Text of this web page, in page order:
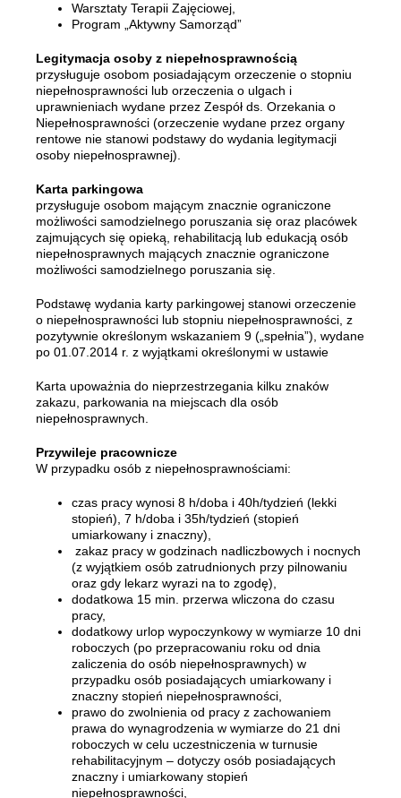
Warsztaty Terapii Zajęciowej,
Program „Aktywny Samorząd”
Legitymacja osoby z niepełnosprawnością
przysługuje osobom posiadającym orzeczenie o stopniu
niepełnosprawności lub orzeczenia o ulgach i
uprawnieniach wydane przez Zespół ds. Orzekania o
Niepełnosprawności (orzeczenie wydane przez organy
rentowe nie stanowi podstawy do wydania legitymacji
osoby niepełnosprawnej).
Karta parkingowa
przysługuje osobom mającym znacznie ograniczone
możliwości samodzielnego poruszania się oraz placówek
zajmujących się opieką, rehabilitacją lub edukacją osób
niepełnosprawnych mających znacznie ograniczone
możliwości samodzielnego poruszania się.
Podstawę wydania karty parkingowej stanowi orzeczenie
o niepełnosprawności lub stopniu niepełnosprawności, z
pozytywnie określonym wskazaniem 9 („spełnia”), wydane
po 01.07.2014 r. z wyjątkami określonymi w ustawie
Karta upoważnia do nieprzestrzegania kilku znaków
zakazu, parkowania na miejscach dla osób
niepełnosprawnych.
Przywileje pracownicze
W przypadku osób z niepełnosprawnościami:
czas pracy wynosi 8 h/doba i 40h/tydzień (lekki
stopień), 7 h/doba i 35h/tydzień (stopień
umiarkowany i znaczny),
zakaz pracy w godzinach nadliczbowych i nocnych
(z wyjątkiem osób zatrudnionych przy pilnowaniu
oraz gdy lekarz wyrazi na to zgodę),
dodatkowa 15 min. przerwa wliczona do czasu
pracy,
dodatkowy urlop wypoczynkowy w wymiarze 10 dni
roboczych (po przepracowaniu roku od dnia
zaliczenia do osób niepełnosprawnych) w
przypadku osób posiadających umiarkowany i
znaczny stopień niepełnosprawności,
prawo do zwolnienia od pracy z zachowaniem
prawa do wynagrodzenia w wymiarze do 21 dni
roboczych w celu uczestniczenia w turnusie
rehabilitacyjnym – dotyczy osób posiadających
znaczny i umiarkowany stopień
niepełnosprawności,